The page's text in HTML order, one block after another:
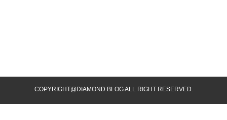
COPYRIGHT@DIAMOND BLOG ALL RIGHT RESERVED.